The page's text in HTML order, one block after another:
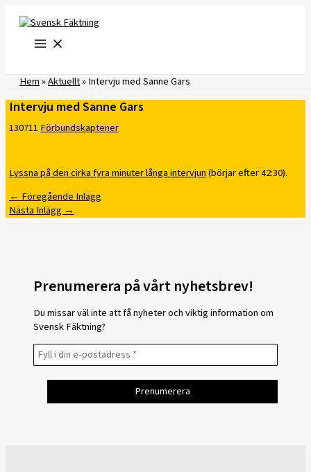
innehåll
Hem»Aktuellt»Intervju med Sanne Gars
Intervju med Sanne Gars
130711Förbundskaptener
Lyssna på den cirka fyra minuter långa intervjun(börjar efter 42:30).
←Föregående Inlägg
Nästa Inlägg→
Prenumerera på vårt nyhetsbrev!
Du missar väl inte att få nyheter och viktig information om
Svensk Fäktning?